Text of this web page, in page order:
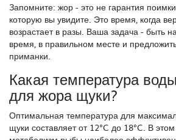
Запомните: жор - это не гарантия
которую вы увидите. Это время, когда
возрастает в разы. Ваша задача - быть
время, в правильном месте и
приманки.
Какая температура
для жора щуки?
Оптимальная температура для
щуки составляет от 12°C до 18°C. В